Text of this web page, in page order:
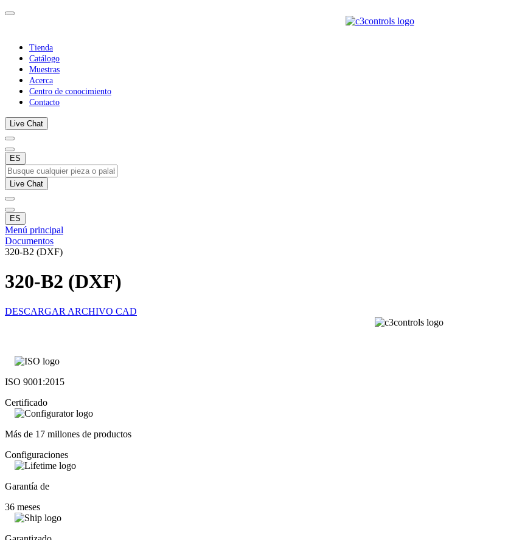
Tienda
Catálogo
Muestras
Acerca
Centro de conocimiento
Contacto
Live Chat
ES
Live Chat
ES
Menú principal
Documentos
320-B2 (DXF)
320-B2 (DXF)
DESCARGAR ARCHIVO CAD
ISO 9001:2015
Certificado
Más de 17 millones de productos
Configuraciones
Garantía de
36 meses